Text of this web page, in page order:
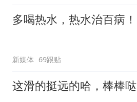
多喝热水，热水治百病！
新媒体 69跟贴
这滑的挺远的哈，棒棒哒